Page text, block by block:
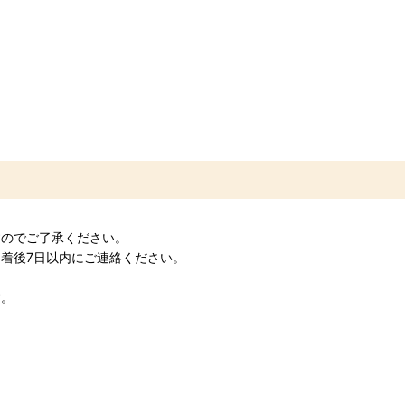
でご了承ください。
後7日以内にご連絡ください。